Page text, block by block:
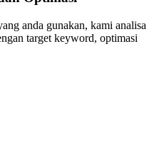
anda gunakan, kami analisa
target keyword, optimasi